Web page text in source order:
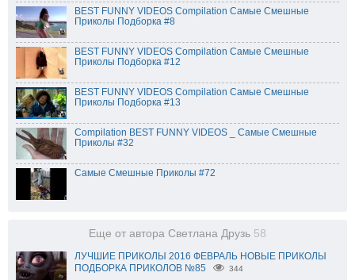
BEST FUNNY VIDEOS Compilation Самые Смешные
Приколы Подборка #8
BEST FUNNY VIDEOS Compilation Самые Смешные
Приколы Подборка #12
BEST FUNNY VIDEOS Compilation Самые Смешные
Приколы Подборка #13
Compilation BEST FUNNY VIDEOS _ Самые Смешные
Приколы #32
Самые Смешные Приколы #72
Еще от автора Светлана Друзь 58
ЛУЧШИЕ ПРИКОЛЫ 2016 ФЕВРАЛЬ НОВЫЕ ПРИКОЛЫ
ПОДБОРКА ПРИКОЛОВ №85
344